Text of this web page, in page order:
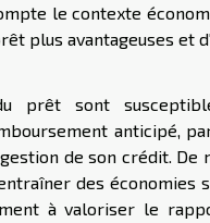
le contexte
plus avantageuses et
prêt sont
anticipé,
de son crédit. De
des
à valoriser le